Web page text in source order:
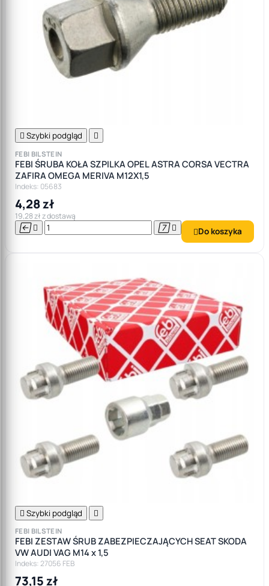
 Szybki podgląd 
FEBI BILSTEIN
FEBI ŚRUBA KOŁA SZPILKA OPEL ASTRA CORSA VECTRA
ZAFIRA OMEGA MERIVA M12X1,5
Indeks: 05683
4,28 zł
19,28 zł z dostawą
    Do koszyka
 Szybki podgląd 
FEBI BILSTEIN
FEBI ZESTAW ŚRUB ZABEZPIECZAJĄCYCH SEAT SKODA
VW AUDI VAG M14 x 1,5
Indeks: 27056 FEB
73,15 zł